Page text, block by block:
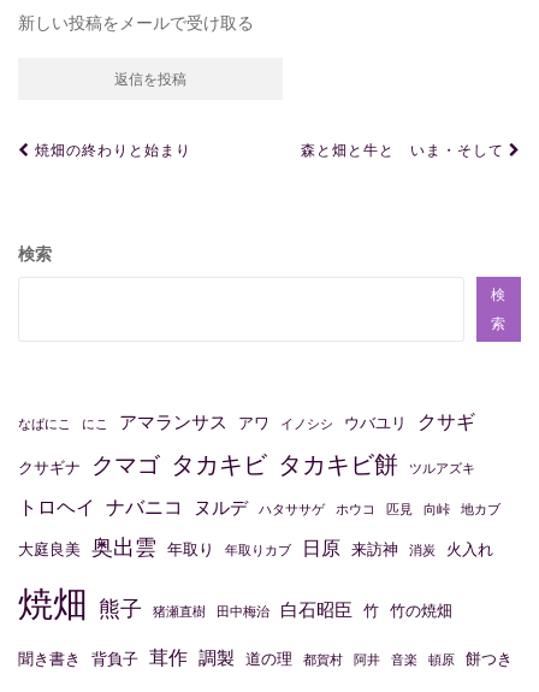
新しい投稿をメールで受け取る
投
ビ
ン
焼畑の終わりと始まり 森と畑と牛と いま・そして
検索
検
索
なばにこ にこ アマランサス アワ イノシシ ウバユリ クサギ
クサギナ クマゴ タカキビ タカキビ餅 ツルアズキ
トロヘイ ナバニコ ヌルデ ハタササゲ ホウコ 匹見 向峠 地カブ
大庭良美 奥出雲 年取り 年取りカブ 日原 来訪神 消炭 火入れ
焼畑 熊子 猪瀬直樹 田中梅治 白石昭臣 竹 竹の焼畑
聞き書き 背負子 茸作 調製 道の理 都賀村 阿井 音楽 頓原 餅つき